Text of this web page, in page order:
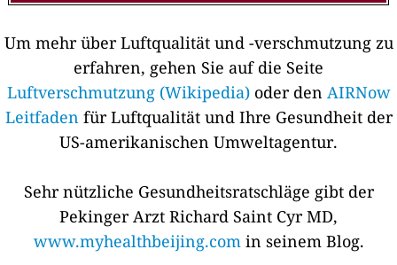
Um mehr über Luftqualität und -verschmutzung zu
erfahren, gehen Sie auf die Seite
Luftverschmutzung (Wikipedia)oder den AIRNow
Leitfaden für Luftqualität und Ihre Gesundheit der
US-amerikanischen Umweltagentur.
Sehr nützliche Gesundheitsratschläge gibt der
Pekinger Arzt Richard Saint Cyr MD,
www.myhealthbeijing.comin seinem Blog.